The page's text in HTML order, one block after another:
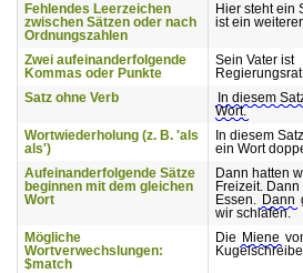
Fehlendes Leerzeichen
zwischen Sätzen oder nach
Ordnungszahlen
Hier steht ein
ist ein
Zwei aufeinanderfolgende
Kommas oder Punkte
Sein Vater ist
Regierungsrat
Satz ohne Verb
In diesem
Wort.
Wortwiederholung (z. B. 'als
als')
In diesem Satz
ein Wort
Aufeinanderfolgende Sätze
beginnen mit dem gleichen
Wort
Dann hatten
Freizeit.
Essen. Dann
wir schlafen.
Mögliche
Wortverwechslungen:
$match
Die Miene